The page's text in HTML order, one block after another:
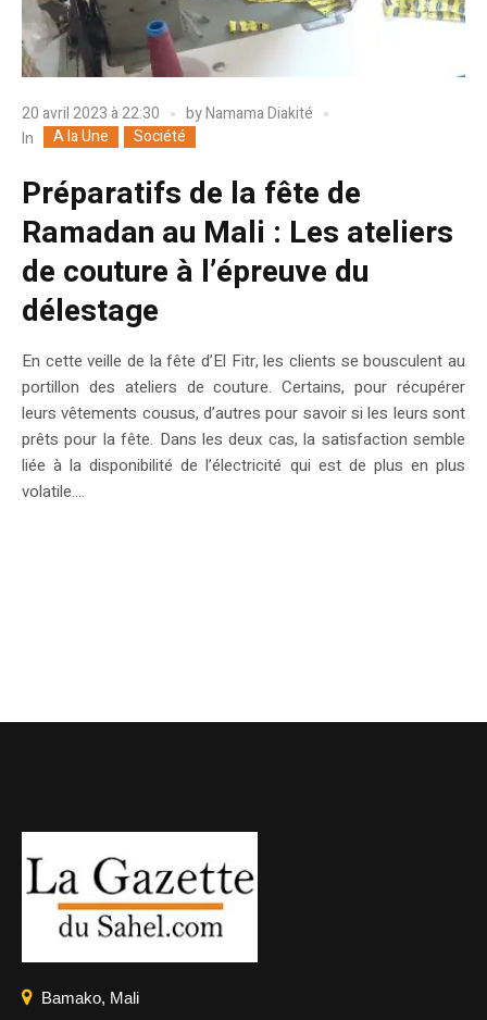
20 avril 2023 à 22:30 byNamama Diakité
In
A la Une Société
Préparatifs de la fête de
Ramadan au Mali : Les ateliers
de couture à l’épreuve du
délestage
En cette veille de la fête d’El Fitr, les clients se bousculent au
portillon des ateliers de couture. Certains, pour récupérer
leurs vêtements cousus, d’autres pour savoir si les leurs sont
prêts pour la fête. Dans les deux cas, la satisfaction semble
liée à la disponibilité de l’électricité qui est de plus en plus
volatile....
Bamako, Mali